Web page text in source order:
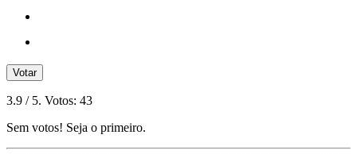
Votar
3.9 / 5. Votos: 43
Sem votos! Seja o primeiro.